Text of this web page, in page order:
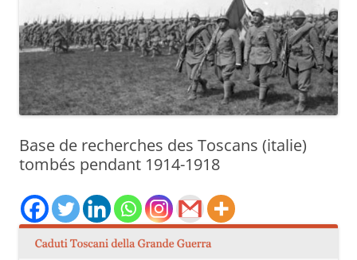
Base de recherches des Toscans (italie)
tombés pendant 1914-1918